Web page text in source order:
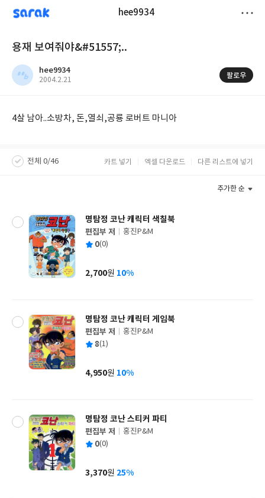
sarak hee9934
용재 보여줘야&#51557;..
hee9934
작
2004.2.21
팔로우
4살 남아..소방차, 돈,열쇠,공룡 로버트 마니아
전체 0/46 카트 넣기 엑셀 다운로드 다른 리스트에 넣기
추가한 순
명탐정 코난 캐릭터 색칠북
글
쓴
편집부 저
출
사
홍진P&M
평 0(0)
가
2,700원 10%
명탐정 코난 캐릭터 게임북
글
쓴
편집부 저
출
사
홍진P&M
평 8(1)
가
4,950원 10%
명탐정 코난 스티커 파티
글
쓴
편집부 저
출
사
홍진P&M
평 0(0)
가
3,370원 25%